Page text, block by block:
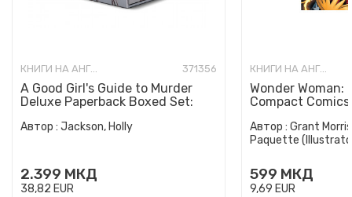
КНИГИ НА АНГЛИСКИ ЈАЗИК 371356
A Good Girl's Guide to Murder
Deluxe Paperback Boxed Set:
Автор : Jackson, Holly
2.399 МКД
38,82 EUR
КНИГИ НА АНГЛИСКИ ЈАЗИК
Wonder Woman:
Compact
Автор : Grant
Paquette
599 МКД
9,69 EUR